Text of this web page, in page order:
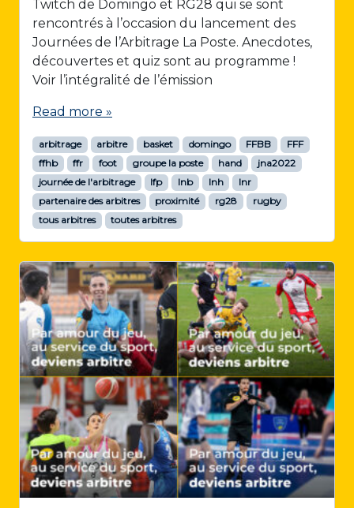
Twitch de Domingo et RG28 qui se sont
rencontrés à l’occasion du lancement des
Journées de l’Arbitrage La Poste. Anecdotes,
découvertes et quiz sont au programme !
Voir l’intégralité de l’émission
Read more »
arbitrage arbitre basket domingo FFBB
FFF
ffhb
ffr foot groupe la poste hand
jna2022
journée de l'arbitrage
lfp lnb lnh
lnr
partenaire des arbitres
proximité rg28
rugby
tous arbitres
toutes arbitres